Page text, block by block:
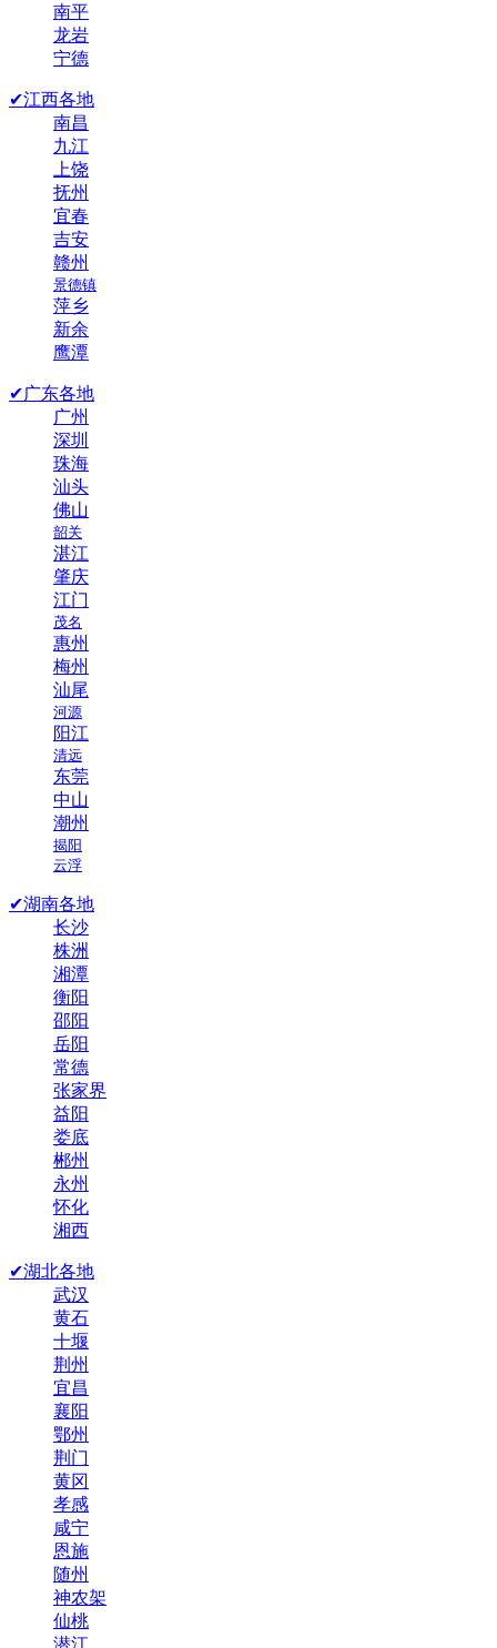
南平
龙岩
宁德
✔江西各地
南昌
九江
上饶
抚州
宜春
吉安
赣州
景德镇
萍乡
新余
鹰潭
✔广东各地
广州
深圳
珠海
汕头
佛山
韶关
湛江
肇庆
江门
茂名
惠州
梅州
汕尾
河源
阳江
清远
东莞
中山
潮州
揭阳
云浮
✔湖南各地
长沙
株洲
湘潭
衡阳
邵阳
岳阳
常德
张家界
益阳
娄底
郴州
永州
怀化
湘西
✔湖北各地
武汉
黄石
十堰
荆州
宜昌
襄阳
鄂州
荆门
黄冈
孝感
咸宁
恩施
随州
神农架
仙桃
潜江